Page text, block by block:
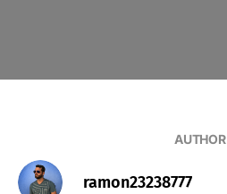
AUTHOR
ramon23238777